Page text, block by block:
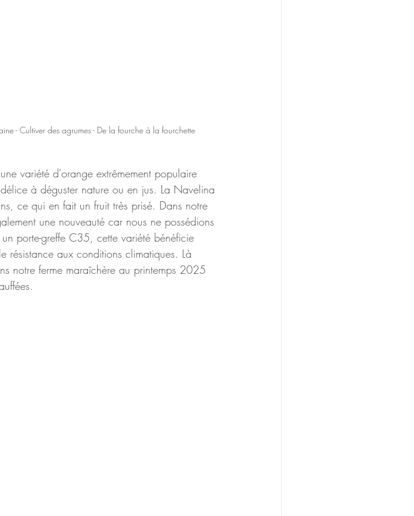
- Cultiver des agrumes - De la fourche à la fourchette
variété d'orange extrêmement populaire
à déguster nature ou en jus. La Navelina
ce qui en fait un fruit très prisé. Dans notre
une nouveauté car nous ne possédions
porte-greffe C35, cette variété bénéficie
résistance aux conditions climatiques. Là
notre ferme maraîchère au printemps 2025